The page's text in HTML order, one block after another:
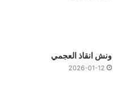
ونش انقاذ العجمي
2026-01-12